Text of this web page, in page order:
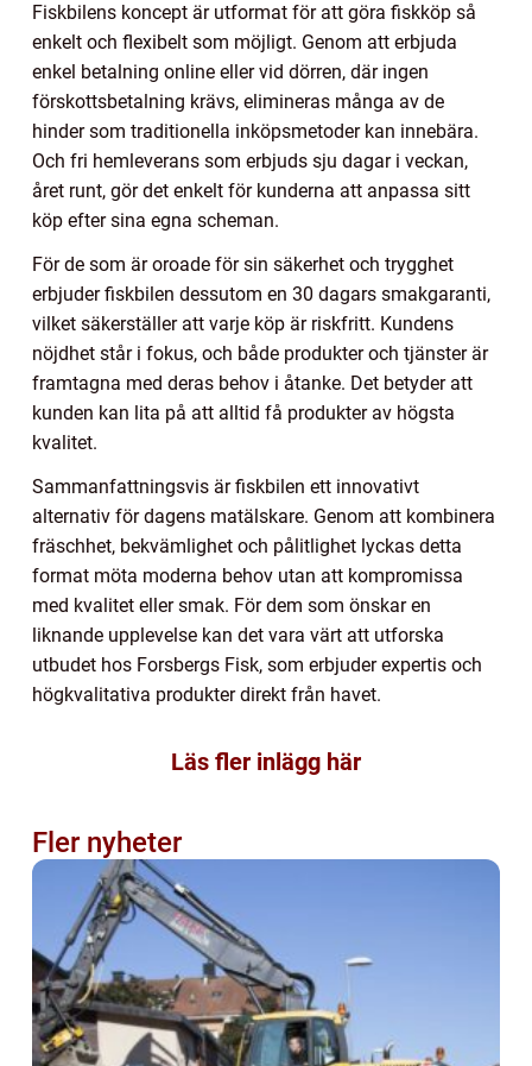
Fiskbilens koncept är utformat för att göra fiskköp så
enkelt och flexibelt som möjligt. Genom att erbjuda
enkel betalning online eller vid dörren, där ingen
förskottsbetalning krävs, elimineras många av de
hinder som traditionella inköpsmetoder kan innebära.
Och fri hemleverans som erbjuds sju dagar i veckan,
året runt, gör det enkelt för kunderna att anpassa sitt
köp efter sina egna scheman.
För de som är oroade för sin säkerhet och trygghet
erbjuder fiskbilen dessutom en 30 dagars smakgaranti,
vilket säkerställer att varje köp är riskfritt. Kundens
nöjdhet står i fokus, och både produkter och tjänster är
framtagna med deras behov i åtanke. Det betyder att
kunden kan lita på att alltid få produkter av högsta
kvalitet.
Sammanfattningsvis är fiskbilen ett innovativt
alternativ för dagens matälskare. Genom att kombinera
fräschhet, bekvämlighet och pålitlighet lyckas detta
format möta moderna behov utan att kompromissa
med kvalitet eller smak. För dem som önskar en
liknande upplevelse kan det vara värt att utforska
utbudet hos Forsbergs Fisk, som erbjuder expertis och
högkvalitativa produkter direkt från havet.
Läs fler inlägg här
Fler nyheter